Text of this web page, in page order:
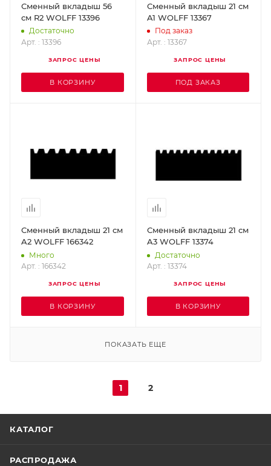
Сменный вкладыш 56
см R2 WOLFF 13396
Достаточно
Арт. : 13396
ЗАПРОС ЦЕНЫ
В КОРЗИНУ
Сменный вкладыш 21 см
A1 WOLFF 13367
Под заказ
Арт. : 13367
ЗАПРОС ЦЕНЫ
ПОД ЗАКАЗ
Сменный вкладыш 21 см
A2 WOLFF 166342
Много
Арт. : 166342
ЗАПРОС ЦЕНЫ
В КОРЗИНУ
Сменный вкладыш 21 см
A3 WOLFF 13374
Достаточно
Арт. : 13374
ЗАПРОС ЦЕНЫ
В КОРЗИНУ
ПОКАЗАТЬ ЕЩЕ
1 2
КАТАЛОГ
РАСПРОДАЖА